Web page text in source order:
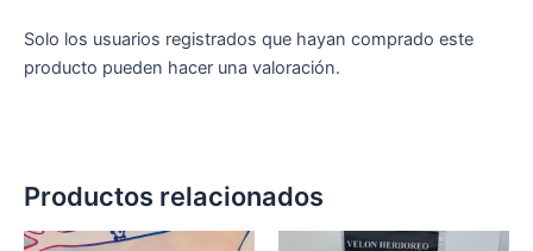
Solo los usuarios registrados que hayan comprado este
producto pueden hacer una valoración.
Productos relacionados
Este